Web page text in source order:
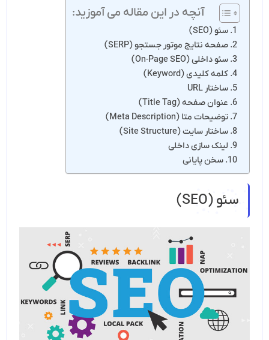
آنچه در این مقاله می آموزید:
سئو (SEO)
صفحه نتایج موتور جستجو (SERP)
سئو داخلی (On-Page SEO)
کلمه کلیدی (Keyword)
ساختار URL
عنوان صفحه (Title Tag)
توضیحات متا (Meta Description)
ساختار سایت (Site Structure)
لینک سازی داخلی
سخن پایانی
سئو (SEO)